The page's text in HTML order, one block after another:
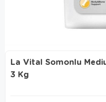
La Vital Somonlu
3 Kg